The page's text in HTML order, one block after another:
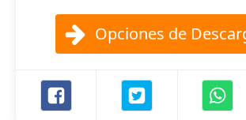
Opciones de